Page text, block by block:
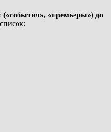
(«события», «премьеры») до